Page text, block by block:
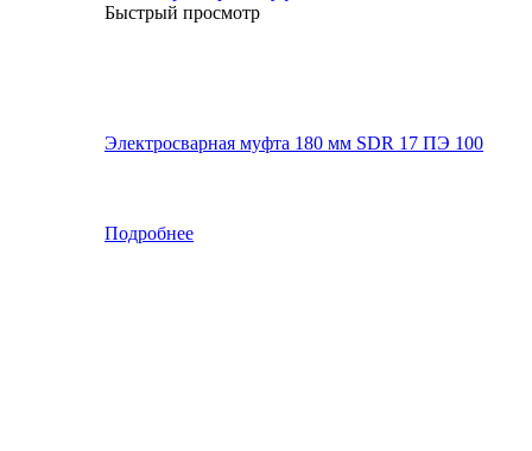
Быстрый просмотр
Электросварная муфта 180 мм SDR 17 ПЭ 100
Подробнее